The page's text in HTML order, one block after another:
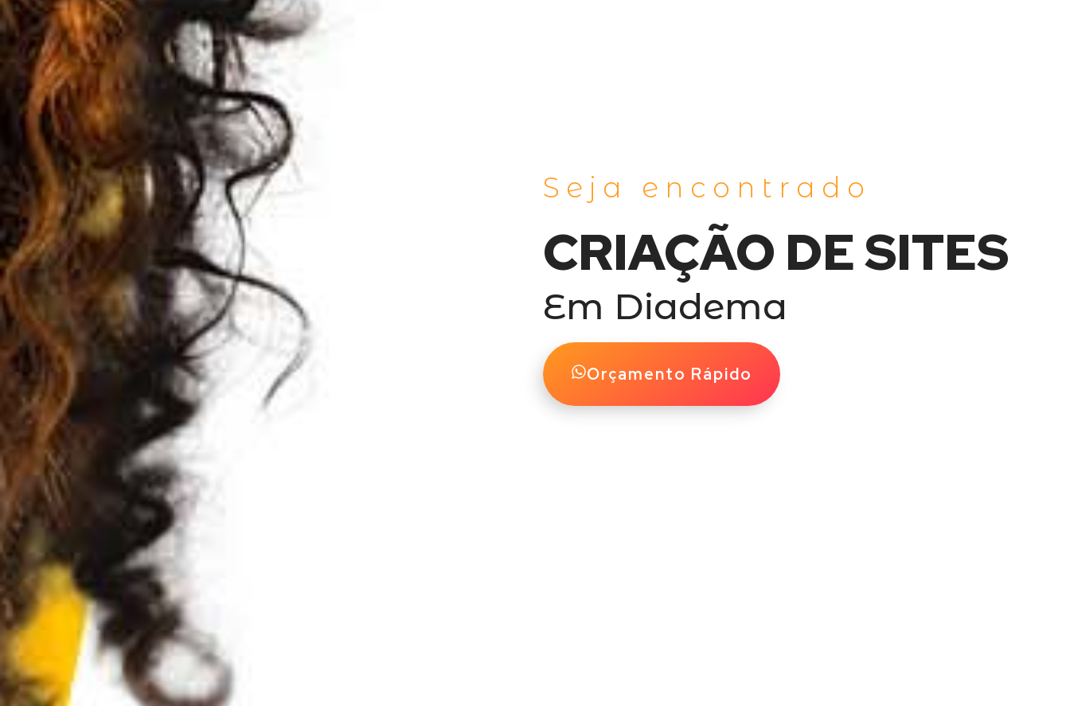
Seja encontrado
CRIAÇÃO DE SITES
Em Diadema
Orçamento Rápido